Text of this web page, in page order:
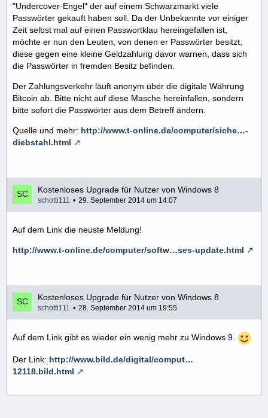
"Undercover-Engel" der auf einem Schwarzmarkt viele
Passwörter gekauft haben soll. Da der Unbekannte vor einiger
Zeit selbst mal auf einen Passwortklau hereingefallen ist,
möchte er nun den Leuten, von denen er Passwörter besitzt,
diese gegen eine kleine Geldzahlung davor warnen, dass sich
die Passwörter in fremden Besitz befinden.
Der Zahlungsverkehr läuft anonym über die digitale Währung
Bitcoin ab. Bitte nicht auf diese Masche hereinfallen, sondern
bitte sofort die Passwörter aus dem Betreff ändern.
Quelle und mehr: http://www.t-online.de/computer/siche…-
diebstahl.html
Kostenloses Upgrade für Nutzer von Windows 8
schotti111 29. September 2014 um 14:07
Auf dem Link die neuste Meldung!
http://www.t-online.de/computer/softw…ses-update.html
Kostenloses Upgrade für Nutzer von Windows 8
schotti111 28. September 2014 um 19:55
Auf dem Link gibt es wieder ein wenig mehr zu Windows 9.
Der Link: http://www.bild.de/digital/comput…
12118.bild.html